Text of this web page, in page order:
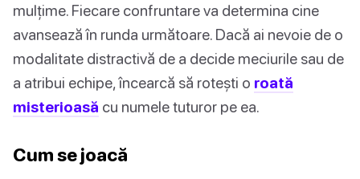
mulțime. Fiecare confruntare va determina cine
avansează în runda următoare. Dacă ai nevoie de o
modalitate distractivă de a decide meciurile sau de
a atribui echipe, încearcă să rotești o roată
misterioasă cu numele tuturor pe ea.
Cum se joacă